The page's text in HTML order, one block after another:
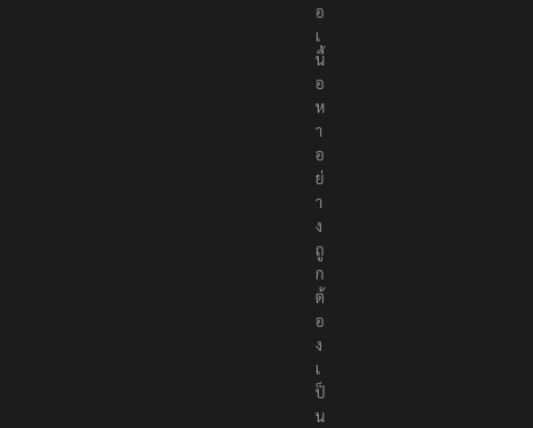
น
อ
เ
นื้
อ
ห
า
อ
ย่
า
ง
ถู
ก
ต้
อ
ง
เ
ป็